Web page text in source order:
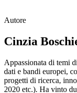
Autore
Cinzia
Appassionata di temi
dati e bandi europei,
progetti di ricerca,
2020 etc.). Ha vinto